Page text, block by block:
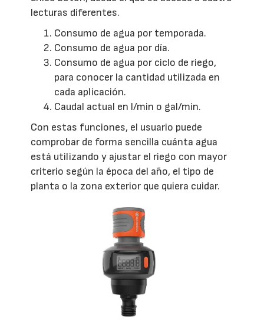
lecturas diferentes.
Consumo de agua por temporada.
Consumo de agua por día.
Consumo de agua por ciclo de riego,
para conocer la cantidad utilizada en
cada aplicación.
Caudal actual en l/min o gal/min.
Con estas funciones, el usuario puede
comprobar de forma sencilla cuánta agua
está utilizando y ajustar el riego con mayor
criterio según la época del año, el tipo de
planta o la zona exterior que quiera cuidar.